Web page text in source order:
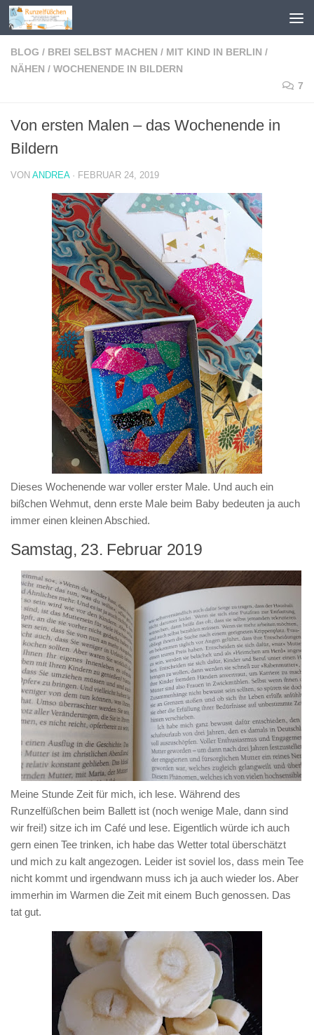
Zum Inhalt springen
BLOG / BREI SELBST MACHEN / MIT KIND IN BERLIN /
NÄHEN / WOCHENENDE IN BILDERN
7
Von ersten Malen – das Wochenende in
Bildern
VON ANDREA · FEBRUAR 24, 2019
Dieses Wochenende war voller erster Male. Und auch ein
bißchen Wehmut, denn erste Male beim Baby bedeuten ja auch
immer einen kleinen Abschied.
Samstag, 23. Februar 2019
Meine Stunde Zeit für mich, ich lese. Während des
Runzelfüßchen beim Ballett ist (noch wenige Male, dann sind
wir frei!) sitze ich im Café und lese. Eigentlich würde ich auch
gern einen Tee trinken, ich habe das Wetter total überschätzt
und mich zu kalt angezogen. Leider ist soviel los, dass mein Tee
nicht kommt und irgendwann muss ich ja auch wieder los. Aber
immerhin im Warmen die Zeit mit einem Buch genossen. Das
tat gut.